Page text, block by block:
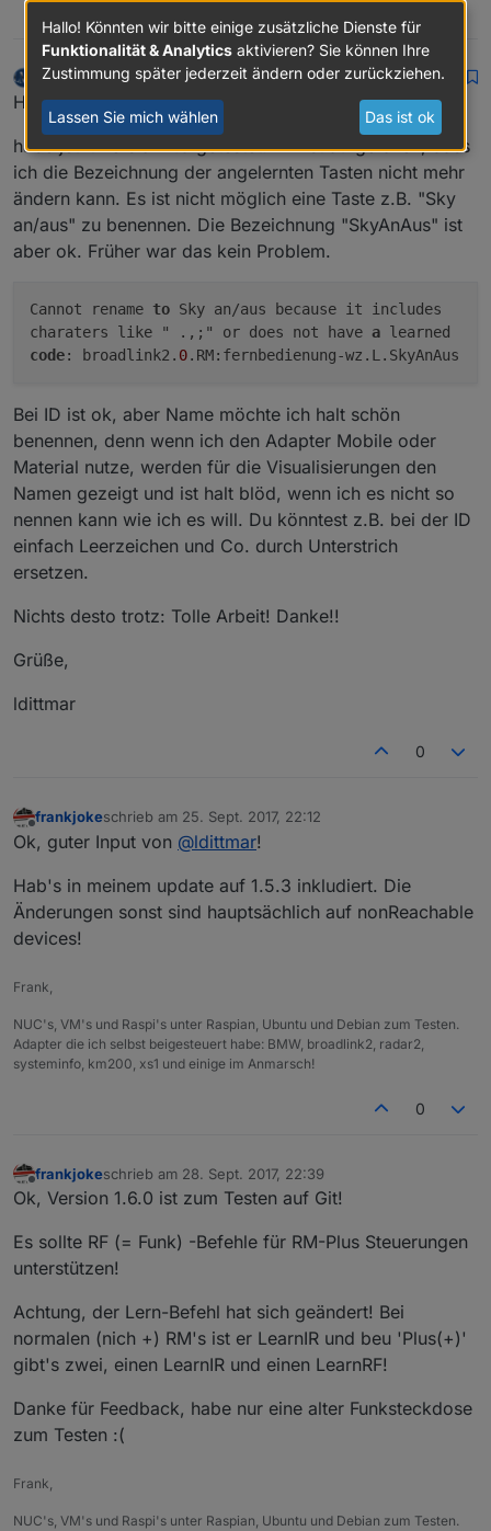
ldittmar DEVELOPER schrieb am25. Sept. 2017, 18:06
zuletzt editiert von
Hi,
habe jetzt Version 1.5 getestet. Mir ist aufgefallen, dass
ich die Bezeichnung der angelernten Tasten nicht mehr
ändern kann. Es ist nicht möglich eine Taste z.B. "Sky
an/aus" zu benennen. Die Bezeichnung "SkyAnAus" ist
aber ok. Früher war das kein Problem.
Cannot rename to Sky an/aus because it includes
charaters like " .,;" or does not have a learned
code: broadlink2. 0.RM:fernbedienung-wz.L.SkyAnAus
Bei ID ist ok, aber Name möchte ich halt schön
benennen, denn wenn ich den Adapter Mobile oder
Material nutze, werden für die Visualisierungen den
Namen gezeigt und ist halt blöd, wenn ich es nicht so
nennen kann wie ich es will. Du könntest z.B. bei der ID
einfach Leerzeichen und Co. durch Unterstrich
ersetzen.
Nichts desto trotz: Tolle Arbeit! Danke!!
Grüße,
ldittmar
0
Offline
frankjokeschrieb am 25. Sept. 2017, 22:12
zuletzt editiert von
Ok, guter Input von @ldittmar!
Hab's in meinem update auf 1.5.3 inkludiert. Die
Änderungen sonst sind hauptsächlich auf nonReachable
devices!
Frank,
NUC's, VM's und Raspi's unter Raspian, Ubuntu und Debian zum Testen.
Adapter die ich selbst beigesteuert habe: BMW, broadlink2, radar2,
systeminfo, km200, xs1 und einige im Anmarsch!
0
Offline
frankjokeschrieb am 28. Sept. 2017, 22:39
zuletzt editiert von
Ok, Version 1.6.0 ist zum Testen auf Git!
Es sollte RF (= Funk) -Befehle für RM-Plus Steuerungen
unterstützen!
Achtung, der Lern-Befehl hat sich geändert! Bei
normalen (nich +) RM's ist er LearnIR und beu 'Plus(+)'
gibt's zwei, einen LearnIR und einen LearnRF!
Danke für Feedback, habe nur eine alter Funksteckdose
zum Testen :(
Frank,
NUC's, VM's und Raspi's unter Raspian, Ubuntu und Debian zum Testen.
Hallo! Könnten wir bitte einige zusätzliche Dienste für
Funktionalität & Analytics aktivieren? Sie können Ihre
Zustimmung später jederzeit ändern oder zurückziehen.
Lassen Sie mich wählen Das ist ok